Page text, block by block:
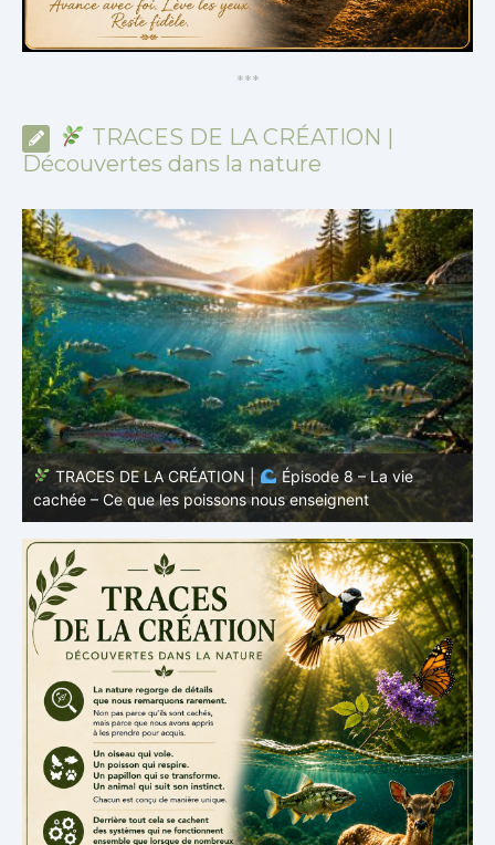
***
TRACES DE LA CRÉATION |
Découvertes dans la nature
TRACES DE LA CRÉATION |
Épisode 8 – La vie
cachée – Ce que les poissons nous enseignent